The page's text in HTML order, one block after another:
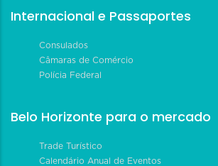
Internacional e Passaportes
Consulados
Câmaras de Comércio
Polícia Federal
Belo Horizonte para o mercado
Trade Turístico
Calendário Anual de Eventos